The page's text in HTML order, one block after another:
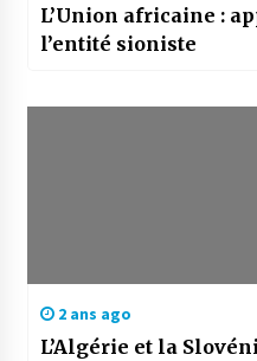
L’Union africaine :
l’entité sioniste
2 ans ago
L’Algérie et la